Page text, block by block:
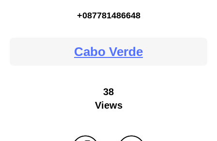
+087781486648
Cabo Verde
38
Views